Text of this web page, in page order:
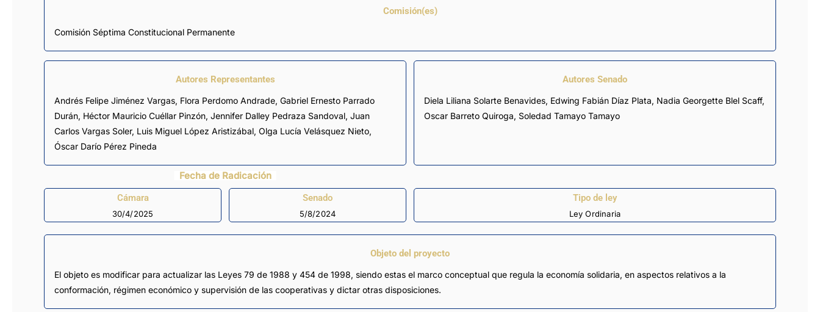
Comisión(es)
Comisión Séptima Constitucional Permanente
Autores Representantes
Andrés Felipe Jiménez Vargas, Flora Perdomo Andrade, Gabriel Ernesto Parrado
Durán, Héctor Mauricio Cuéllar Pinzón, Jennifer Dalley Pedraza Sandoval, Juan
Carlos Vargas Soler, Luis Miguel López Aristizábal, Olga Lucía Velásquez Nieto,
Óscar Darío Pérez Pineda
Autores Senado
Diela Liliana Solarte Benavides, Edwing Fabián Díaz Plata, Nadia Georgette Blel Scaff,
Oscar Barreto Quiroga, Soledad Tamayo Tamayo
Fecha de Radicación
Cámara
30/4/2025
Senado
5/8/2024
Tipo de ley
Ley Ordinaria
Objeto del proyecto
El objeto es modificar para actualizar las Leyes 79 de 1988 y 454 de 1998, siendo estas el marco conceptual que regula la economía solidaria, en aspectos relativos a la
conformación, régimen económico y supervisión de las cooperativas y dictar otras disposiciones.